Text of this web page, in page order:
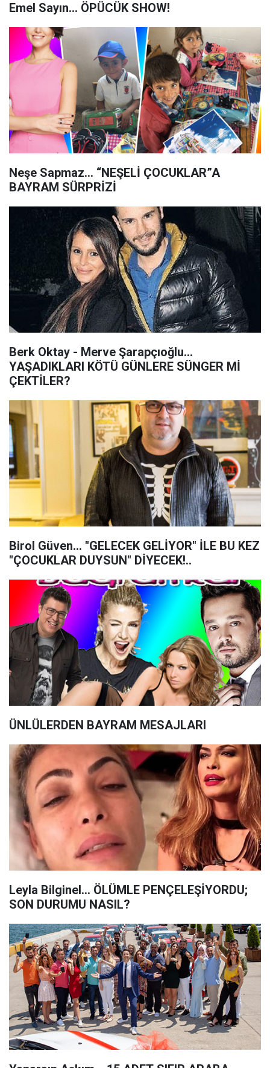
Emel Sayın... ÖPÜCÜK SHOW!
Neşe Sapmaz… “NEŞELİ ÇOCUKLAR”A
BAYRAM SÜRPRİZİ
Berk Oktay - Merve Şarapçıoğlu...
YAŞADIKLARI KÖTÜ GÜNLERE SÜNGER Mİ
ÇEKTİLER?
Birol Güven... "GELECEK GELİYOR" İLE BU KEZ
"ÇOCUKLAR DUYSUN" DİYECEK!..
ÜNLÜLERDEN BAYRAM MESAJLARI
Leyla Bilginel... ÖLÜMLE PENÇELEŞİYORDU;
SON DURUMU NASIL?